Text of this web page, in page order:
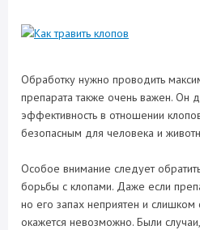
Обработку нужно проводить
препарата также очень важен. Он
эффективность в отношении
безопасным для человека и
Особое внимание следует
борьбы с клопами. Даже если
но его запах неприятен и слишком
окажется невозможно. Были